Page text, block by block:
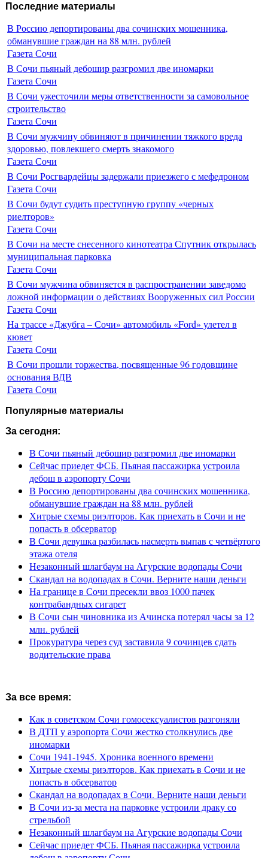
Последние материалы
В Россию депортированы два сочинских мошенника,
обманувшие граждан на 88 млн. рублей
Газета Сочи
В Сочи пьяный дебошир разгромил две иномарки
Газета Сочи
В Сочи ужесточили меры ответственности за самовольное
строительство
Газета Сочи
В Сочи мужчину обвиняют в причинении тяжкого вреда
здоровью, повлекшего смерть знакомого
Газета Сочи
В Сочи Росгвардейцы задержали приезжего с мефедроном
Газета Сочи
В Сочи будут судить преступную группу «черных
риелторов»
Газета Сочи
В Сочи на месте снесенного кинотеатра Спутник открылась
муниципальная парковка
Газета Сочи
В Сочи мужчина обвиняется в распространении заведомо
ложной информации о действиях Вооруженных сил России
Газета Сочи
На трассе «Джубга – Сочи» автомобиль «Ford» улетел в
кювет
Газета Сочи
В Сочи прошли торжества, посвященные 96 годовщине
основания ВДВ
Газета Сочи
Популярные материалы
За сегодня:
В Сочи пьяный дебошир разгромил две иномарки
Сейчас приедет ФСБ. Пьяная пассажирка устроила
дебош в аэропорту Сочи
В Россию депортированы два сочинских мошенника,
обманувшие граждан на 88 млн. рублей
Хитрые схемы риэлторов. Как приехать в Сочи и не
попасть в обсерватор
В Сочи девушка разбилась насмерть выпав с четвёртого
этажа отеля
Незаконный шлагбаум на Агурские водопады Сочи
Скандал на водопадах в Сочи. Верните наши деньги
На границе в Сочи пресекли ввоз 1000 пачек
контрабандных сигарет
В Сочи сын чиновника из Ачинска потерял часы за 12
млн. рублей
Прокуратура через суд заставила 9 сочинцев сдать
водительские права
За все время:
Как в советском Сочи гомосексуалистов разгоняли
В ДТП у аэропорта Сочи жестко столкнулись две
иномарки
Сочи 1941-1945. Хроника военного времени
Хитрые схемы риэлторов. Как приехать в Сочи и не
попасть в обсерватор
Скандал на водопадах в Сочи. Верните наши деньги
В Сочи из-за места на парковке устроили драку со
стрельбой
Незаконный шлагбаум на Агурские водопады Сочи
Сейчас приедет ФСБ. Пьяная пассажирка устроила